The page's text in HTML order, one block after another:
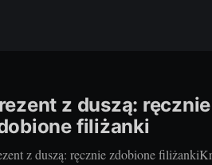
z duszą: ręcznie
filiżanki
z duszą: ręcznie zdobione